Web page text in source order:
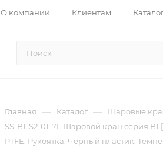
О компании Клиентам
Главная — Каталог — Шаровые
SS-B1-S2-01-7L Шаровой кран серия
PTFE; Рукоятка: Черный пластик;